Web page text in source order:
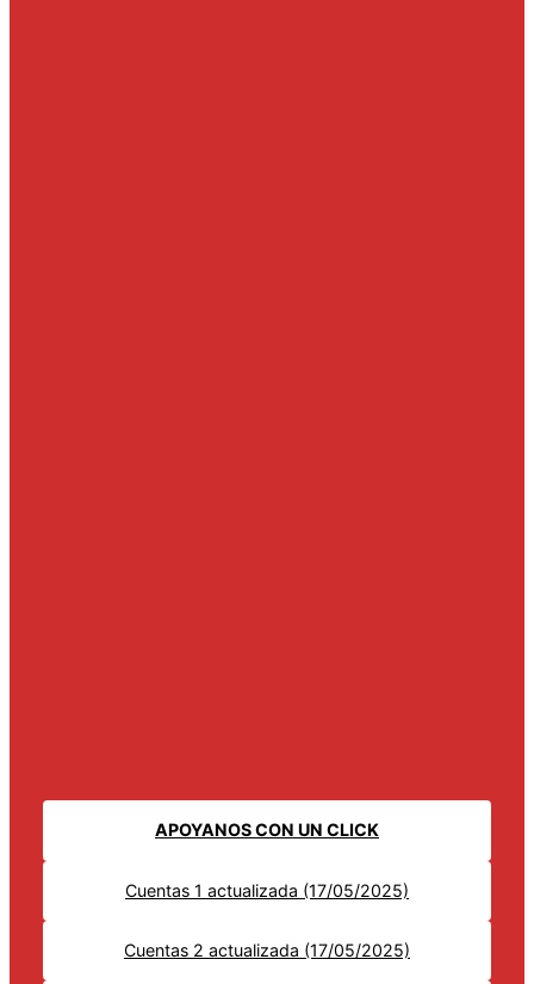
APOYANOS CON UN CLICK
Cuentas 1 actualizada (17/05/2025)
Cuentas 2 actualizada (17/05/2025)